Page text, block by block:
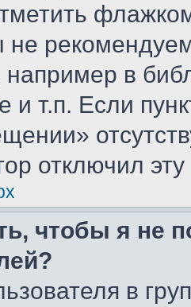
не
в
и т.п. Если
отключил
чтобы я не
в